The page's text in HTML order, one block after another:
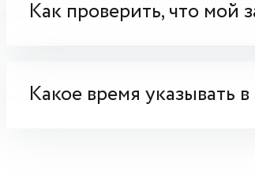
Как проверить, что мой
Какое время указывать в